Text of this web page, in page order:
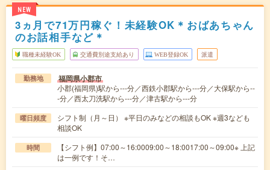
NEW
3ヵ月で71万円稼ぐ！未経験OK＊おばあちゃん
のお話相手など＊
職種未経験OK 交通費別途支給あり WEB登録OK 派遣
勤務地 福岡県小郡市
小郡(福岡県)駅から---分／西鉄小郡駅から---分／大保駅から--
-分／西太刀洗駅から---分／津古駅から---分
曜日頻度
シフト制（月～日） ※平日のみなどの相談もOK ※週3なども
相談OK
時間
【シフト例】07:00～16:0009:00～18:0017:00～09:00※ 上記
は一例です！そ…